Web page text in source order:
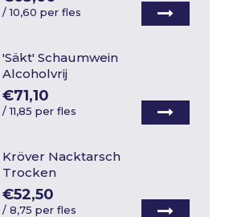
/10,60 per fles
'Säkt' Schaumwein
Alcoholvrij
€71,10
/11,85 per fles
Kröver Nacktarsch
Trocken
€52,50
/8,75 per fles